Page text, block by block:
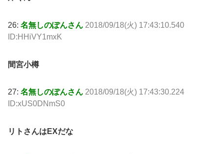
26: 名無しのぽんさん 2018/09/18(火) 17:43:10.540
ID:HHiVY1mxK
間宮小樽
27: 名無しのぽんさん 2018/09/18(火) 17:43:30.224
ID:xUS0DNmS0
リトさんはEXだな